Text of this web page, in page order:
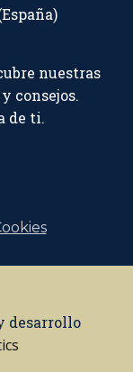
nuestras
consejos.
de ti.
desarrollo